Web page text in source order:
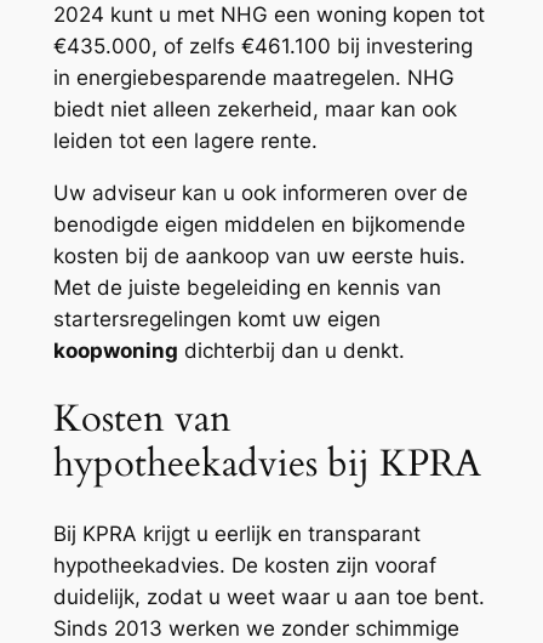
2024 kunt u met NHG een woning kopen tot
€435.000, of zelfs €461.100 bij investering
in energiebesparende maatregelen. NHG
biedt niet alleen zekerheid, maar kan ook
leiden tot een lagere rente.
Uw adviseur kan u ook informeren over de
benodigde eigen middelen en bijkomende
kosten bij de aankoop van uw eerste huis.
Met de juiste begeleiding en kennis van
startersregelingen komt uw eigen
koopwoning dichterbij dan u denkt.
Kosten van
hypotheekadvies bij KPRA
Bij KPRA krijgt u eerlijk en transparant
hypotheekadvies. De kosten zijn vooraf
duidelijk, zodat u weet waar u aan toe bent.
Sinds 2013 werken we zonder schimmige